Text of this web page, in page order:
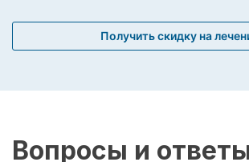
Получить скидку на
Вопросы и